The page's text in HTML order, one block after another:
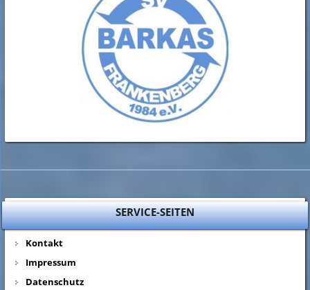
SERVICE-SEITEN
Kontakt
Impressum
Datenschutz